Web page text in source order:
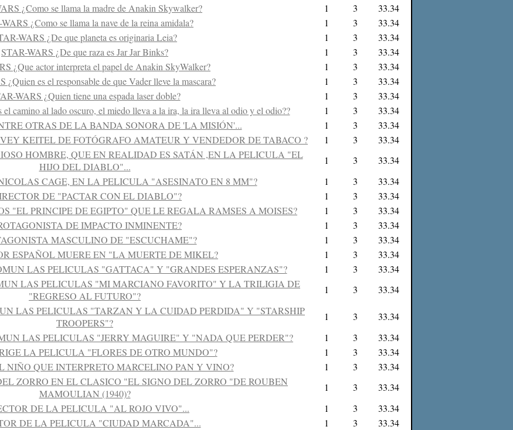
¿Como se llama la madre de Anakin Skywalker? 1 3
33.34
¿Como se llama la nave de la reina amidala? 1 3
33.34
WARS ¿De que planeta es originaria Leia? 1 3
33.34
STAR-WARS ¿De que raza es Jar Jar Binks? 1 3
33.34
¿Que actor interpreta el papel de Anakin SkyWalker? 1 3
33.34
¿Quien es el responsable de que Vader lleve la mascara? 1 3
33.34
WARS ¿Quien tiene una espada laser doble? 1 3
33.34
camino al lado oscuro, el miedo lleva a la ira, la ira lleva al odio y el odio?? 1 3
33.34
OTRAS DE LA BANDA SONORA DE 'LA MISIÓN'... 1 3
33.34
KEITEL DE FOTÓGRAFO AMATEUR Y VENDEDOR DE TABACO ? 1 3
33.34
HOMBRE, QUE EN REALIDAD ES SATÁN ,EN LA PELICULA "EL
HIJO DEL DIABLO"...
1 3
33.34
CAGE, EN LA PELICULA "ASESINATO EN 8 MM"? 1 3
33.34
DE "PACTAR CON EL DIABLO"? 1 3
33.34
"EL PRINCIPE DE EGIPTO" QUE LE REGALA RAMSES A MOISES? 1 3
33.34
DE IMPACTO INMINENTE? 1 3
33.34
MASCULINO DE "ESCUCHAME"? 1 3
33.34
ESPAÑOL MUERE EN "LA MUERTE DE MIKEL? 1 3
33.34
LAS PELICULAS "GATTACA" Y "GRANDES ESPERANZAS"? 1 3
33.34
LAS PELICULAS "MI MARCIANO FAVORITO" Y LA TRILIGIA DE
"REGRESO AL FUTURO"?
1 3 33.34
LAS PELICULAS "TARZAN Y LA CUIDAD PERDIDA" Y "STARSHIP
TROOPERS"?
1 3
33.34
LAS PELICULAS "JERRY MAGUIRE" Y "NADA QUE PERDER"? 1 3
33.34
LA PELICULA "FLORES DE OTRO MUNDO"? 1 3
33.34
NIÑO QUE INTERPRETO MARCELINO PAN Y VINO? 1 3
33.34
ZORRO EN EL CLASICO "EL SIGNO DEL ZORRO "DE ROUBEN
MAMOULIAN (1940)?
1 3
33.34
DE LA PELICULA "AL ROJO VIVO"... 1 3
33.34
DE LA PELICULA "CIUDAD MARCADA"... 1 3
33.34